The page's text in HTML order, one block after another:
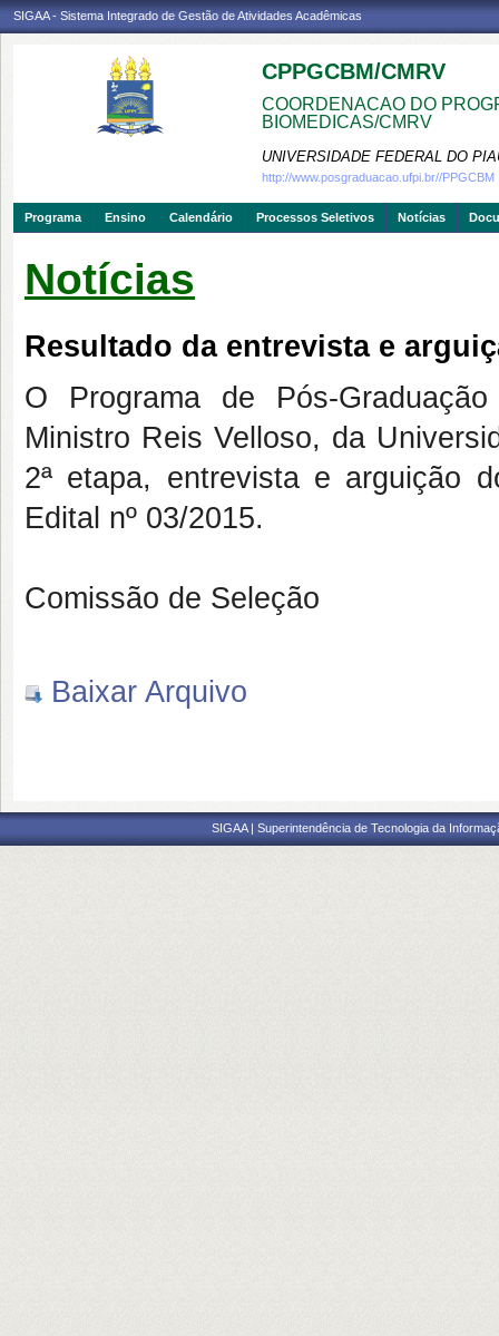
SIGAA - Sistema Integrado de Gestão de Atividades Acadêmicas
CPPGCBM/CMRV
COORDENACAO DO
BIOMEDICAS/CMRV
UNIVERSIDADE FEDERAL DO
http://www.posgraduacao.ufpi.br//PPGCBM
Programa Ensino Calendário Processos Seletivos Notícias
Notícias
Resultado da entrevista e
O Programa de Pós-
Ministro Reis Velloso, da
2ª etapa, entrevista e arguição
Edital nº 03/2015.
Comissão de Seleção
Baixar Arquivo
SIGAA | Superintendência de Tecnologia da